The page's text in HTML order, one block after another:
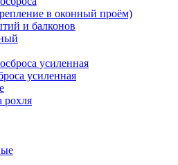
в оконный проём)
и балконов
усиленная
усиленная
рохля